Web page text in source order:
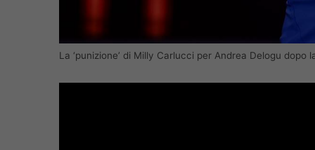
La ‘punizione’ di Milly Carlucci per Andrea Delogu